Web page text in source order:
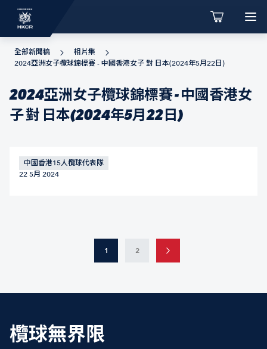
全部新聞稿
相片集
2024亞洲女子欖球錦標賽 - 中國香港女子 對 日本(2024年5月22日)
2024亞洲女子欖球錦標賽 - 中國香港女
子 對 日本(2024年5月22日)
中國香港15人欖球代表隊
22 5月 2024
1 2
欖球無界限